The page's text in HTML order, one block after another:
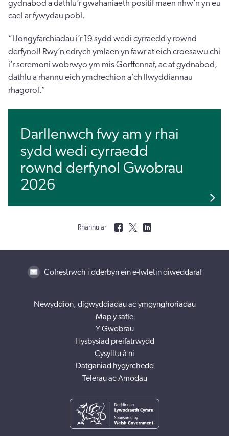
gydnabod a dathlu’r gwahaniaeth positif maen nhw’n yn eu
cael ar fywydau pobl.
“Llongyfarchiadau i’r 19 sydd wedi cyrraedd y rownd
derfynol! Rwy’n edrych ymlaen yn fawr at eich croesawu chi
i’r seremoni wobrwyo ym mis Gorffennaf, ac at gydnabod,
dathlu a rhannu eich ymdrechion a’ch llwyddiannau
rhagorol.”
Darllenwch fwy am y rhai
sydd wedi cyrraedd
rownd derfynol Gwobrau
2026
Rhannu ar
Cofrestrwch i dderbyn ein e-fwletin diweddaraf
Newyddion, digwyddiadau ac ymgynghoriadau
Map y safle
Y Gwobrau
Hysbysiad preifatrwydd
Cysylltu â ni
Datganiad hygyrchedd
Telerau ac Amodau